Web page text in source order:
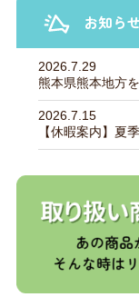
お知ら
2026.7.29
熊本県熊本地方
2026.7.15
【休暇案内】夏